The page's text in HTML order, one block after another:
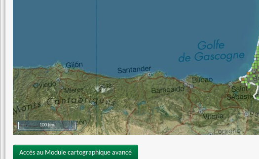
100 km
Accès au Module cartographique avancé